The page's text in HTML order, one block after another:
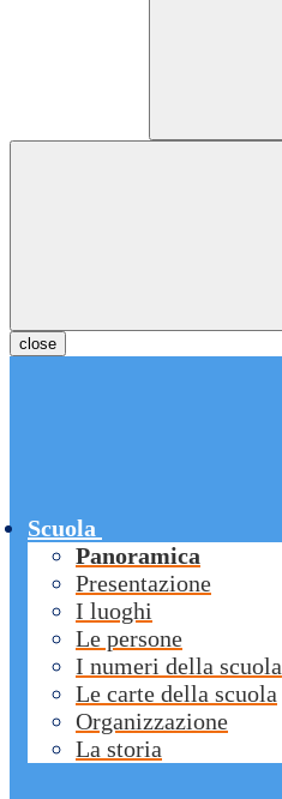
close
Scuola
Panoramica
Presentazione
I luoghi
Le persone
I numeri della scuola
Le carte della scuola
Organizzazione
La storia